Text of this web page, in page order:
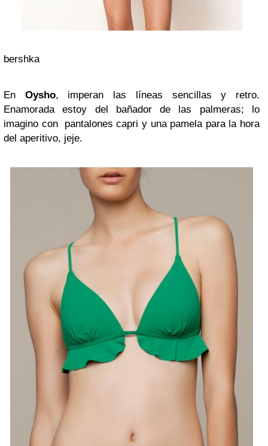
bershka
En Oysho, imperan las líneas sencillas y retro.
Enamorada estoy del bañador de las palmeras; lo
imagino con pantalones capri y una pamela para la hora
del aperitivo, jeje.